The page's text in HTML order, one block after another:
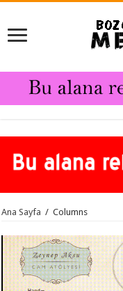
Ana Sayfa / Columns